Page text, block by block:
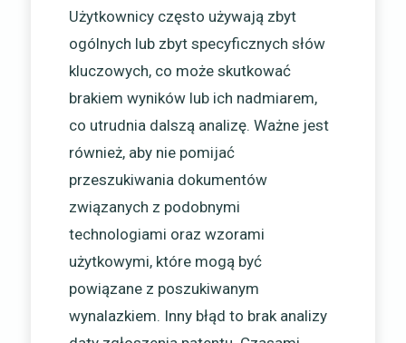
Użytkownicy często używają zbyt
ogólnych lub zbyt specyficznych słów
kluczowych, co może skutkować
brakiem wyników lub ich nadmiarem,
co utrudnia dalszą analizę. Ważne jest
również, aby nie pomijać
przeszukiwania dokumentów
związanych z podobnymi
technologiami oraz wzorami
użytkowymi, które mogą być
powiązane z poszukiwanym
wynalazkiem. Inny błąd to brak analizy